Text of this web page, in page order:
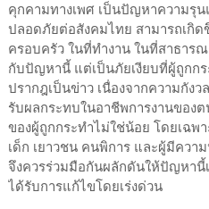
คุกคามทางเพศ เป็นปัญหาความรุ
ปลอดภัยต่อสังคมไทย สามารถเกิด
ครอบครัว ในที่ทำงาน ในที่สาธาร
กับปัญหานี้ แต่เป็นภัยเงียบที่ผู้ถูกก
ปรากฎเป็นข่าว เนื่องจากความกัง
รับผลกระทบในอาชีพการงานของ
ของผู้ถูกกระทำไม่ใช่น้อย โดยเฉพ
เด็ก เยาวชน คนพิการ และผู้มีควา
จึงควรร่วมมือกันผลักดันให้ปัญหานี้
ได้รับการแก้ไขโดยเร่งด่วน